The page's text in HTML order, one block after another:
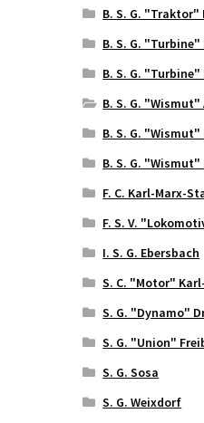
B. S. G.
B. S. G. "Turbine"
B. S. G.
B. S. G. "Wismut"
B. S. G.
B. S. G.
F. C. Karl-Marx-
F. S. V.
I. S. G. Ebersbach
S. C. "Motor"
S. G. "Dynamo"
S. G. "Union"
S. G. Sosa
S. G. Weixdorf